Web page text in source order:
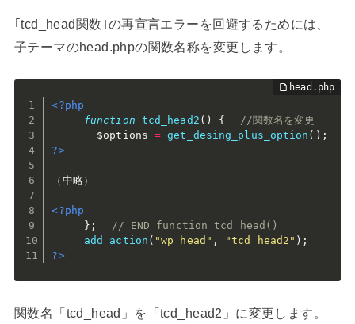
｢tcd_head関数｣の再宣言エラーを回避するためには、
子テーマのhead.phpの関数名称を変更します。
<?php
function tcd_head2 ( ) {
//関数名を変更
$options
= get_desing_plus_option ( ) ;
?>
（中略）
<?php
} ;
// END function tcd_head()
add_action ( "wp_head" , "tcd_head2" ) ;
?>
関数名「tcd_head」を「tcd_head2」に変更します。